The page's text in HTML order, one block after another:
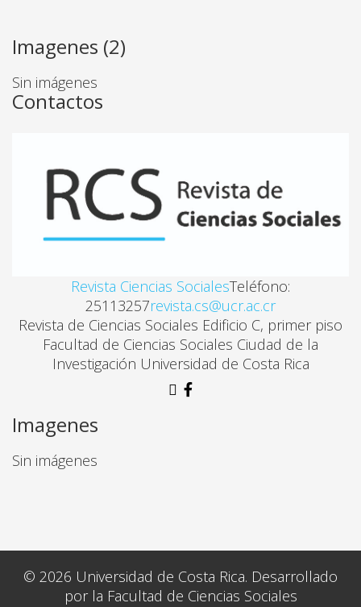
Imagenes (2)
Sin imágenes
Contactos
Revista Ciencias SocialesTeléfono:
25113257revista.cs@ucr.ac.cr
Revista de Ciencias Sociales Edificio C, primer piso
Facultad de Ciencias Sociales Ciudad de la
Investigación Universidad de Costa Rica
Imagenes
Sin imágenes
© 2026 Universidad de Costa Rica. Desarrollado
por la Facultad de Ciencias Sociales